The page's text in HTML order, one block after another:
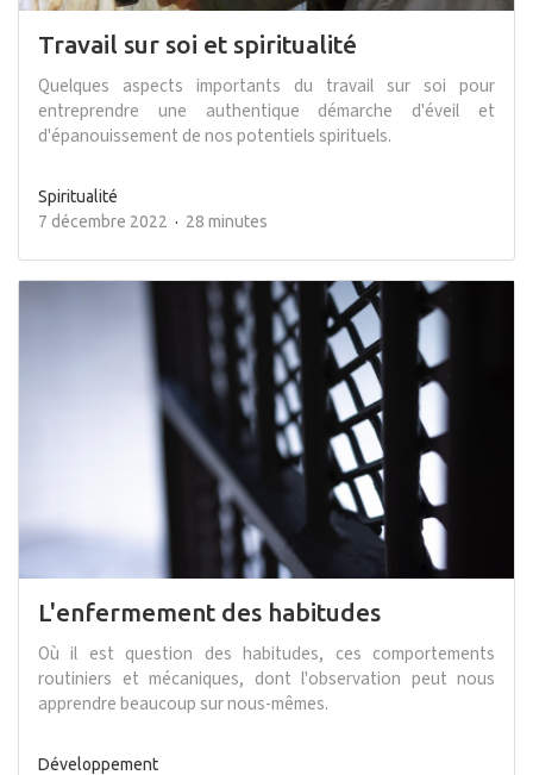
Travail sur soi et spiritualité
Quelques aspects importants du travail sur soi pour
entreprendre une authentique démarche d'éveil et
d'épanouissement de nos potentiels spirituels.
Spiritualité
7 décembre 2022
28 minutes
L'enfermement des habitudes
Où il est question des habitudes, ces comportements
routiniers et mécaniques, dont l'observation peut nous
apprendre beaucoup sur nous-mêmes.
Développement